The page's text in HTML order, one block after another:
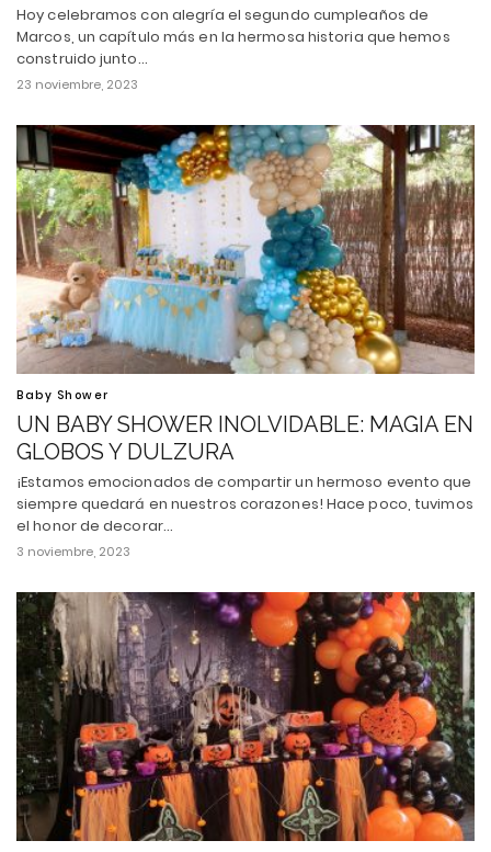
Hoy celebramos con alegría el segundo cumpleaños de
Marcos, un capítulo más en la hermosa historia que hemos
construido junto…
23 noviembre, 2023
Baby Shower
UN BABY SHOWER INOLVIDABLE: MAGIA EN
GLOBOS Y DULZURA
¡Estamos emocionados de compartir un hermoso evento que
siempre quedará en nuestros corazones! Hace poco, tuvimos
el honor de decorar…
3 noviembre, 2023